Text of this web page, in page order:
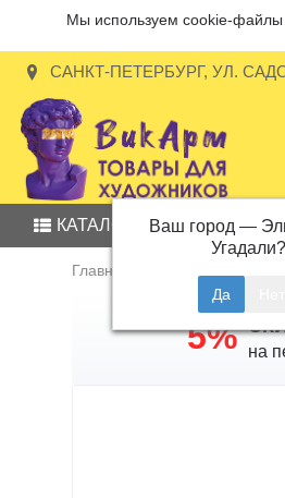
Мы используем cookie-файлы
САНКТ-ПЕТЕРБУРГ, УЛ.
Ваш город —
Угадали?
КАТАЛОГ АКЦИИ
Главная
5% на